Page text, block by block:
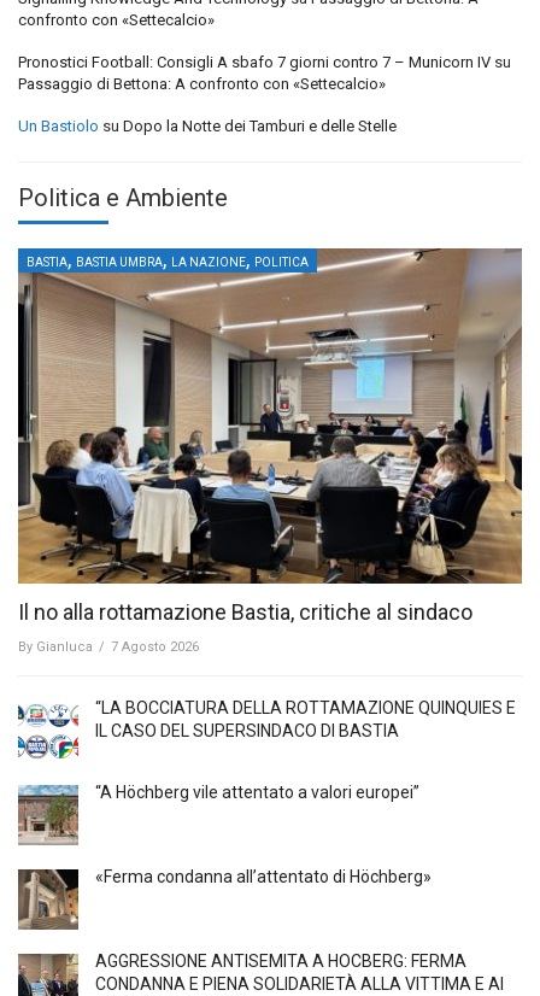
confronto con «Settecalcio»
Pronostici Football: Consigli A sbafo 7 giorni contro 7 – Municorn IV su
Passaggio di Bettona: A confronto con «Settecalcio»
Un Bastiolo su Dopo la Notte dei Tamburi e delle Stelle
Politica e Ambiente
BASTIA, BASTIA UMBRA, LA NAZIONE, POLITICA
Il no alla rottamazione Bastia, critiche al sindaco
By Gianluca / 7 Agosto 2026
“LA BOCCIATURA DELLA ROTTAMAZIONE QUINQUIES E
IL CASO DEL SUPERSINDACO DI BASTIA
“A Höchberg vile attentato a valori europei”
«Ferma condanna all’attentato di Höchberg»
AGGRESSIONE ANTISEMITA A HÖCBERG: FERMA
CONDANNA E PIENA SOLIDARIETÀ ALLA VITTIMA E AI